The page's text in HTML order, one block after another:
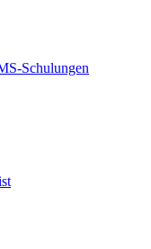
Schulungen